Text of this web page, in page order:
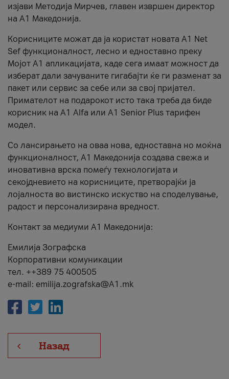
изјави Методија Мирчев, главен извршен директор
на А1 Македонија.
Корисниците можат да ја користат новата А1 Net
Sef функционалност, лесно и едноставно преку
Мојот А1 апликацијата, каде сега имаат можност да
изберат дали зачуваните гигабајти ќе ги разменат за
пакет или сервис за себе или за свој пријател.
Примателот на подарокот исто така треба да биде
корисник на А1 Alfa или A1 Senior Plus тарифен
модел.
Со лансирањето на оваа нова, едноставна но моќна
функционалност, А1 Македонија создава свежа и
иновативна врска помеѓу технологијата и
секојдневието на корисниците, претворајќи ја
лојалноста во вистинско искуство на споделување,
радост и персонализирана вредност.
Контакт за медиуми А1 Македонија:
Емилија Зографска
Корпоративни комуникации
тел. ++389 75 400505
e-mail: emilija.zografska@A1.mk
Назад